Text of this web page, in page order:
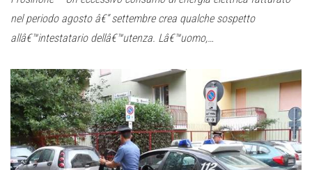
nel periodo agosto â€“ settembre crea qualche sospetto
allâ€™intestatario dellâ€™utenza. Lâ€™uomo,…